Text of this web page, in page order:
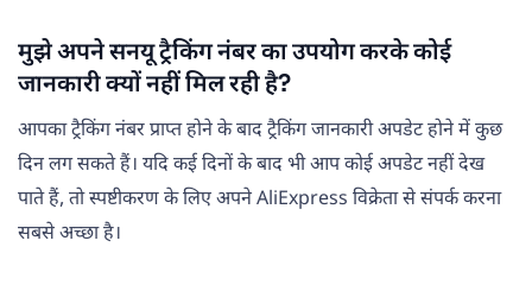
मुझे अपने सनयू ट्रैकिंग नंबर का उपयोग करके कोई
जानकारी क्यों नहीं मिल रही है?
आपका ट्रैकिंग नंबर प्राप्त होने के बाद ट्रैकिंग जानकारी अपडेट होने में कुछ
दिन लग सकते हैं। यदि कई दिनों के बाद भी आप कोई अपडेट नहीं देख
पाते हैं, तो स्पष्टीकरण के लिए अपने AliExpress विक्रेता से संपर्क करना
सबसे अच्छा है।